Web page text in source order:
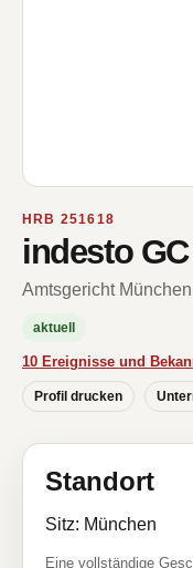
HRB 251618
indesto
Amtsgericht München
aktuell
10 Ereignisse und
Profil drucken
Standort
Sitz: München
Eine vollständige